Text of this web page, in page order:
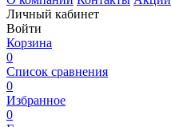
Личный кабинет
Войти
Корзина
0
Список сравнения
0
Избранное
0